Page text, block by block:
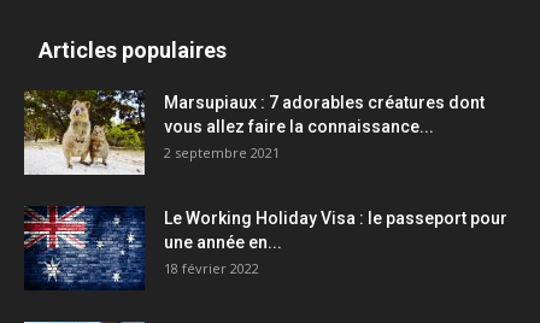
Articles populaires
Marsupiaux : 7 adorables créatures dont
vous allez faire la connaissance...
2 septembre 2021
Le Working Holiday Visa : le passeport pour
une année en...
18 février 2022